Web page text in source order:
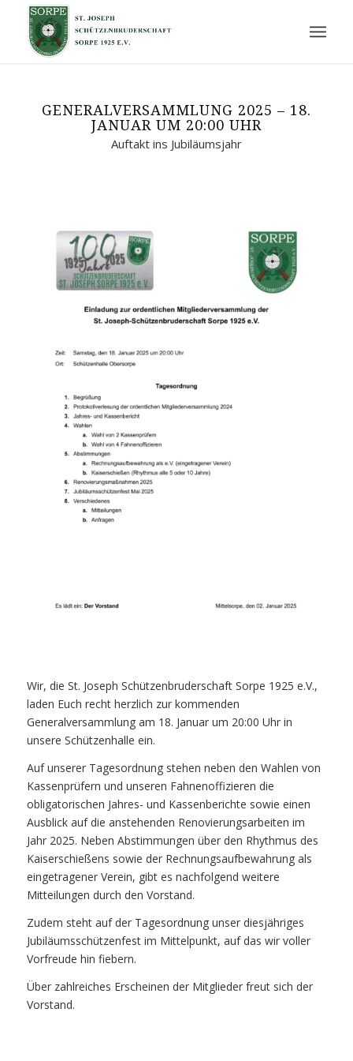
GENERALVERSAMMLUNG 2025 – 18.
JANUAR UM 20:00 UHR
Auftakt ins Jubiläumsjahr
Wir, die St. Joseph Schützenbruderschaft Sorpe 1925 e.V.,
laden Euch recht herzlich zur kommenden
Generalversammlung am 18. Januar um 20:00 Uhr in
unsere Schützenhalle ein.
Auf unserer Tagesordnung stehen neben den Wahlen von
Kassenprüfern und unseren Fahnenoffizieren die
obligatorischen Jahres- und Kassenberichte sowie einen
Ausblick auf die anstehenden Renovierungsarbeiten im
Jahr 2025. Neben Abstimmungen über den Rhythmus des
Kaiserschießens sowie der Rechnungsaufbewahrung als
eingetragener Verein, gibt es nachfolgend weitere
Mitteilungen durch den Vorstand.
Zudem steht auf der Tagesordnung unser diesjähriges
Jubiläumsschützenfest im Mittelpunkt, auf das wir voller
Vorfreude hin fiebern.
Über zahlreiches Erscheinen der Mitglieder freut sich der
Vorstand.